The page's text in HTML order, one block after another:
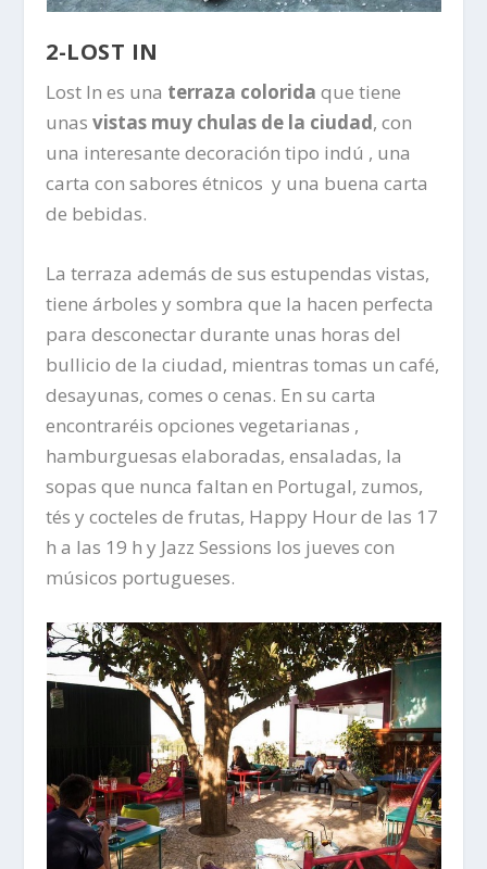
2-LOST IN
Lost In es una terraza colorida que tiene
unas vistas muy chulas de la ciudad, con
una interesante decoración tipo indú , una
carta con sabores étnicos y una buena carta
de bebidas.
La terraza además de sus estupendas vistas,
tiene árboles y sombra que la hacen perfecta
para desconectar durante unas horas del
bullicio de la ciudad, mientras tomas un café,
desayunas, comes o cenas. En su carta
encontraréis opciones vegetarianas ,
hamburguesas elaboradas, ensaladas, la
sopas que nunca faltan en Portugal, zumos,
tés y cocteles de frutas, Happy Hour de las 17
h a las 19 h y Jazz Sessions los jueves con
músicos portugueses.